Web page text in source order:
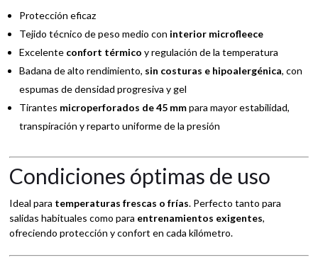
Protección eficaz
Tejido técnico de peso medio con interior microfleece
Excelente confort térmico y regulación de la temperatura
Badana de alto rendimiento, sin costuras e hipoalergénica, con
espumas de densidad progresiva y gel
Tirantes microperforados de 45 mmpara mayor estabilidad,
transpiración y reparto uniforme de la presión
Condiciones óptimas de uso
Ideal para temperaturas frescas o frías. Perfecto tanto para
salidas habituales como para entrenamientos exigentes,
ofreciendo protección y confort en cada kilómetro.